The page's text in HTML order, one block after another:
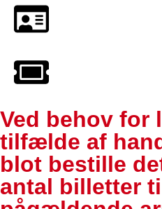
Ved behov for
tilfælde af
blot bestille
antal billetter